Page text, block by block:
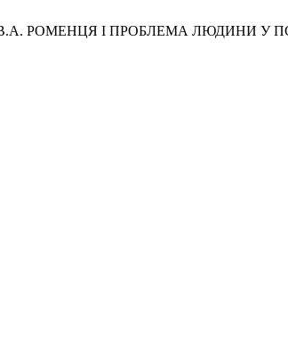
В.А. РОМЕНЦЯ І ПРОБЛЕМА ЛЮДИНИ У